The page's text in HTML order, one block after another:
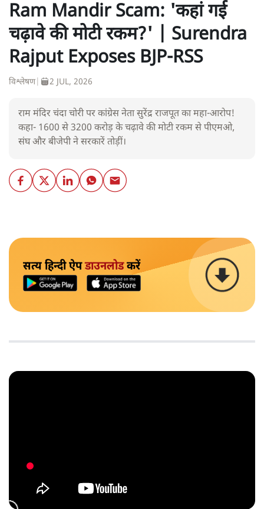
Ram Mandir Scam: 'कहां गई
चढ़ावे की मोटी रकम?' | Surendra
Rajput Exposes BJP-RSS
विश्लेषण| 2 JUL, 2026
राम मंदिर चंदा चोरी पर कांग्रेस नेता सुरेंद्र राजपूत का महा-आरोप!
कहा- 1600 से 3200 करोड़ के चढ़ावे की मोटी रकम से पीएमओ,
संघ और बीजेपी ने सरकारें तोड़ीं।
सत्य हिन्दी ऐपडाउनलोडकरें